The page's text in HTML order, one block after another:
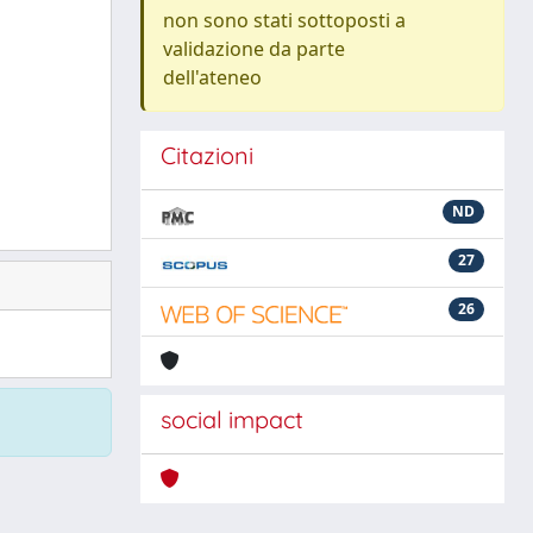
non sono stati sottoposti a
validazione da parte
dell'ateneo
Citazioni
ND
27
26
social impact